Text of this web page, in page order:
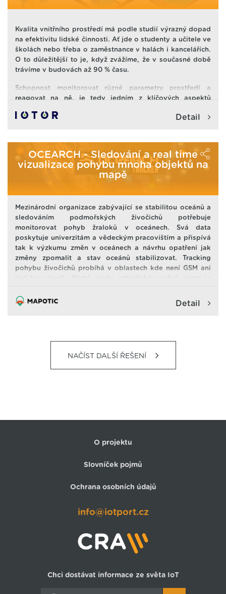
Kvalita vnitřního prostředí má podle studií výrazný dopad
na efektivitu lidské činnosti. Ať jde o studenty a učitele ve
školách nebo třeba o zaměstnance v halách i kancelářích.
O to důležitější to je, když zvážíme, že v současné době
trávíme v budovách až 90 % času.
Schopnost monitorovat různé parametry prostředí a
reagovat na ně, je tedy jedním z klíčových aspektů
skladů, obchodů, zdravotnických zařízení
a dalších
Důležité ale také je propojit nejrůznější systémy tak, aby
se dala zajistit nebo nastavit konkrétní akce
na základě různých vstupů.
kterého sedá kvalita prostředí a budov i
všechny důležité parametry nejen jednoduše sledovat, ale
také ovlivňovat
Detail
OCEARCH - Sledování a real time
vizualizace pohybu mnoha objektů na
mapě
Mezinárodní organizace zabývající se stabilitou oceánů a
sledováním podmořských živočichů potřebuje
monitorovat pohyb žraloků v oceánech. Svá data
poskytuje univerzitám a vědeckým pracovištím a přispívá
tak k výzkumu změn v oceánech a návrhu opatření jak
změny zpomalit a stav oceánů stabilizovat. Tracking
pohybu živočichů probíhá v oblastech kde není GSM ani
jiný typ signálu (tichý oceán, atlantický oceán), proto je
na sledováných objektech musí umět odeslat signál na
Detail
NAČÍST DALŠÍ ŘEŠENÍ
O projektu
Slovníček pojmů
Ochrana osobních údajů
info@iotport.cz
Chci dostávat informace ze světa IoT